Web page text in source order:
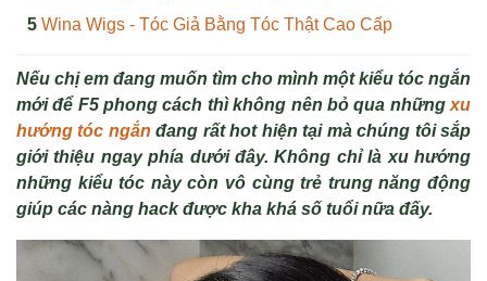
Wina Wigs - Tóc Giả Bằng Tóc Thật Cao Cấp
Nếu chị em đang muốn tìm cho mình một kiểu tóc ngắn
mới để F5 phong cách thì không nên bỏ qua những xu
hướng tóc ngắnđang rất hot hiện tại mà chúng tôi sắp
giới thiệu ngay phía dưới đây. Không chỉ là xu hướng
những kiểu tóc này còn vô cùng trẻ trung năng động
giúp các nàng hack được kha khá số tuổi nữa đấy.